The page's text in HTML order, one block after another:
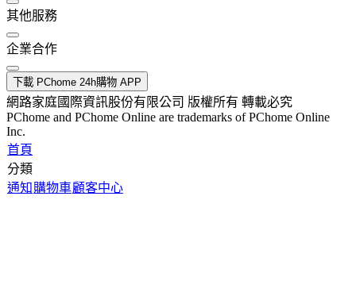
其他服務
企業合作
下載 PChome 24h購物 APP
網路家庭國際資訊股份有限公司 版權所有 轉載必究
PChome and PChome Online are trademarks of PChome Online
Inc.
首頁
分類
通知 購物車顧客中心